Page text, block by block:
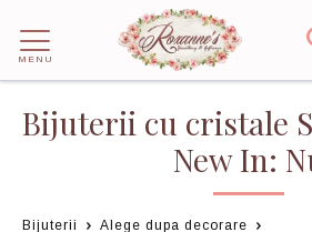
MENU
Bijuterii cu cristale
New In:
Bijuterii
Alege dupa decorare